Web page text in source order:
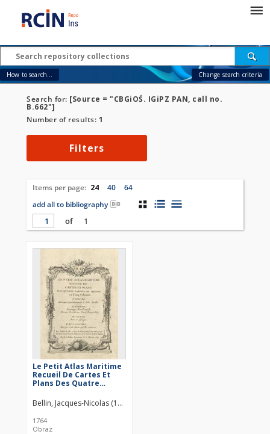
How to search... Change search criteria
Search for: [Source = "CBGiOŚ. IGiPZ PAN, call no.
B.662"]
Number of results: 1
Filters
Items per page: 24 40
64
add all to bibliography
of
1
Le Petit Atlas Maritime
Recueil De Cartes Et
Plans Des Quatre
Cinq Volumes. Vol. 1,
Amerique
Septentrionale et Isles
Antilles
Bellin, Jacques-Nicolas (1703–1772)
1764
Obraz